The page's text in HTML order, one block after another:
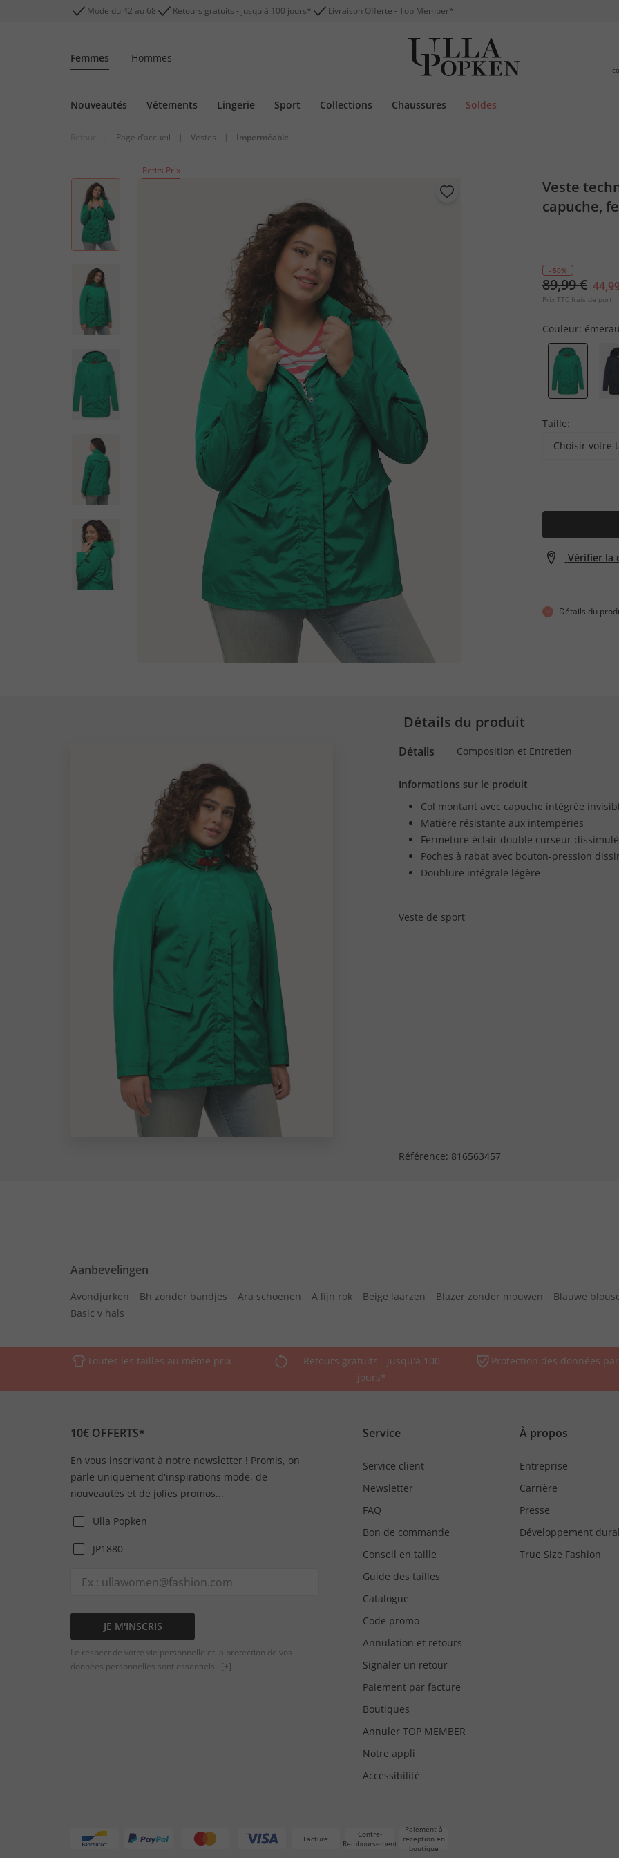
Mode du 42 au 68 Retours gratuits - jusqu'à 100 jours* Livraison Offerte - Top Member*
Femmes Hommes
Nouveautés Vêtements Lingerie Sport Collections Chaussures Soldes
| Page d’accueil | Vestes | Imperméable
Petits Prix
Veste
capuche,
- 50%
89,99 €
Prix TTC frais de port
Couleur:
Taille:
Choisir votre
Vérifier la
Détails du
Détails du produit
Détails Composition et Entretien
Informations sur le produit
Col montant avec capuche intégrée
Matière résistante aux intempéries
Fermeture éclair double curseur
Poches à rabat avec bouton-pression
Doublure intégrale légère
Veste de sport
Référence: 816563457
Aanbevelingen
Avondjurken Bh zonder bandjes Ara schoenen A lijn rok Beige laarzen Blazer zonder mouwen Blauwe
Basic v hals
Toutes les tailles au même prix
Retours gratuits - jusqu'à 100
jours*
Protection des données par
10€ OFFERTS*
En vous inscrivant à notre newsletter ! Promis, on
parle uniquement d'inspirations mode, de
nouveautés et de jolies promos...
Ulla Popken
JP1880
JE M'INSCRIS
Le respect de votre vie personnelle et la protection de vos
données personnelles sont essentiels. [+]
Service
Service client
Newsletter
FAQ
Bon de commande
Conseil en taille
Guide des tailles
Catalogue
Code promo
Annulation et retours
Signaler un retour
Paiement par facture
Boutiques
Annuler TOP MEMBER
Notre appli
Accessibilité
À propos
Entreprise
Carrière
Presse
Développement
True Size Fashion
Facture
Contre-
Remboursement
Paiement à
réception en
boutique